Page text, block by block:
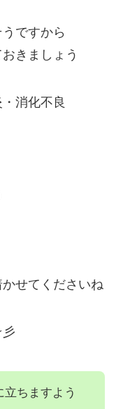
ですから
きましょう
消化不良
せてくださいね
立ちますよう